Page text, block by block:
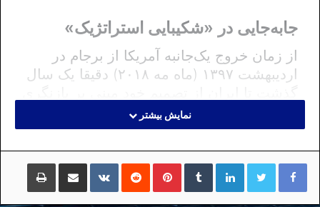
جابه‌جایی در «شکیبایی استراتژیک»
از زمان خروج یک‌جانبه آمریکا از برجام در
اردیبهشت ۱۳۹۷ (ماه مه ۲۰۱۸) دقیقا یک سال
تعهدات برجامی‌اش با شیب ملایم پرده بردارد.
تحمل یک سال سخت تا زمان اعلام این تصمیم
را صاحب‌نظران دوره «شکیبایی استراتژیک»
ایران نام نهاده بودند، چرا که روشن بود تهران
به‌جای اعلام خامنه‌ای برای آتش زدن برجام،
نمایش بیشتر
لینکداینتامبلر پینتریستReddit
VKontakte
اشتراک گذاری با ایمیل چاپ